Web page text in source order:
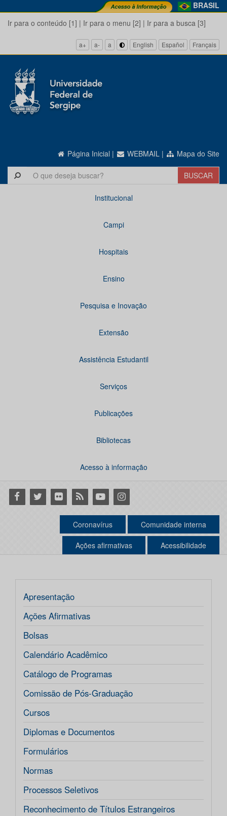
BRASIL
Ir para o conteúdo [1] | Ir para o menu [2] | Ir para a busca [3]
a+ a- a English Español Français
Página Inicial | WEBMAIL | Mapa do Site
Institucional
Campi
Hospitais
Ensino
Pesquisa e Inovação
Extensão
Assistência Estudantil
Serviços
Publicações
Bibliotecas
Acesso à informação
Facebook
Twitter Flickr RSS YoutubeInstagram
Coronavírus Comunidade interna
Ações afirmativas Acessibilidade
Apresentação
Ações Afirmativas
Bolsas
Calendário Acadêmico
Catálogo de Programas
Comissão de Pós-Graduação
Cursos
Diplomas e Documentos
Formulários
Normas
Processos Seletivos
Reconhecimento de Títulos Estrangeiros